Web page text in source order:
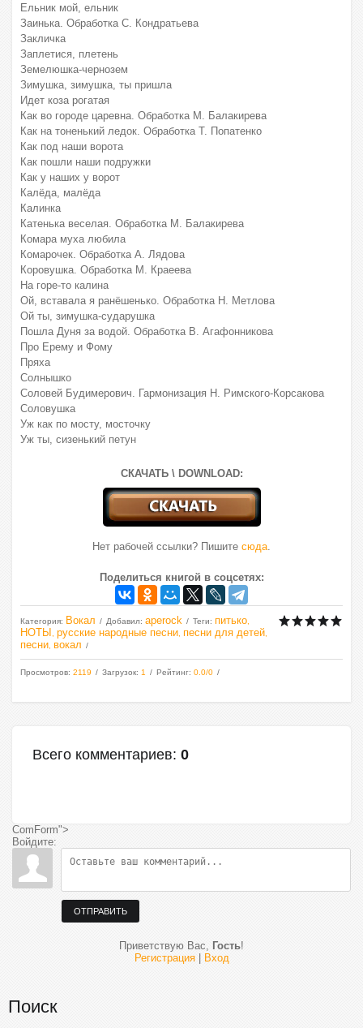
Ельник мой, ельник
Заинька. Обработка С. Кондратьева
Закличка
Заплетися, плетень
Земелюшка-чернозем
Зимушка, зимушка, ты пришла
Идет коза рогатая
Как во городе царевна. Обработка М. Балакирева
Как на тоненький ледок. Обработка Т. Попатенко
Как под наши ворота
Как пошли наши подружки
Как у наших у ворот
Калёда, малёда
Калинка
Катенька веселая. Обработка М. Балакирева
Комара муха любила
Комарочек. Обработка А. Лядова
Коровушка. Обработка М. Краеева
На горе-то калина
Ой, вставала я ранёшенько. Обработка Н. Метлова
Ой ты, зимушка-сударушка
Пошла Дуня за водой. Обработка В. Агафонникова
Про Ерему и Фому
Пряха
Солнышко
Соловей Будимерович. Гармонизация Н. Римского-Корсакова
Соловушка
Уж как по мосту, мосточку
Уж ты, сизенький петун
СКАЧАТЬ \ DOWNLOAD:
Нет рабочей ссылки? Пишите сюда.
Поделиться книгой в соцсетях:
Категория: Вокал Добавил: aperock Теги: питько
НОТЫ русские народные песни песни для детей
песни вокал
Просмотров: 2119 Загрузок: 1 Рейтинг: 0.0/0
Всего комментариев: 0
ComForm">
Войдите:
ОТПРАВИТЬ
Приветствую Вас, Гость!
Регистрация| Вход
Поиск